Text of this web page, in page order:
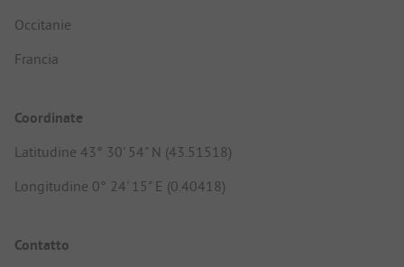
Occitanie
Francia
Coordinate
Latitudine 43° 30' 54" N (43.51518)
Longitudine 0° 24' 15" E (0.40418)
Contatto